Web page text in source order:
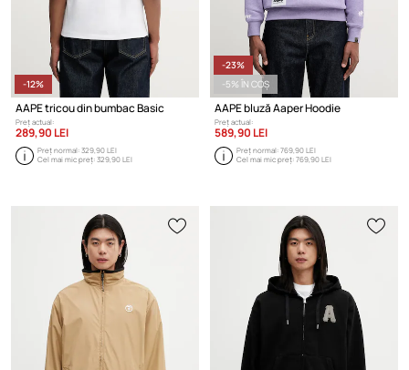
-12%
AAPE tricou din bumbac Basic
Preț actual:
289,90 LEI
Preț normal:329,90 LEI
Cel mai mic preț:329,90 LEI
-23%
-5% ÎN COȘ
AAPE bluză Aaper Hoodie
Preț actual:
589,90 LEI
Preț normal:769,90 LEI
Cel mai mic preț:769,90 LEI